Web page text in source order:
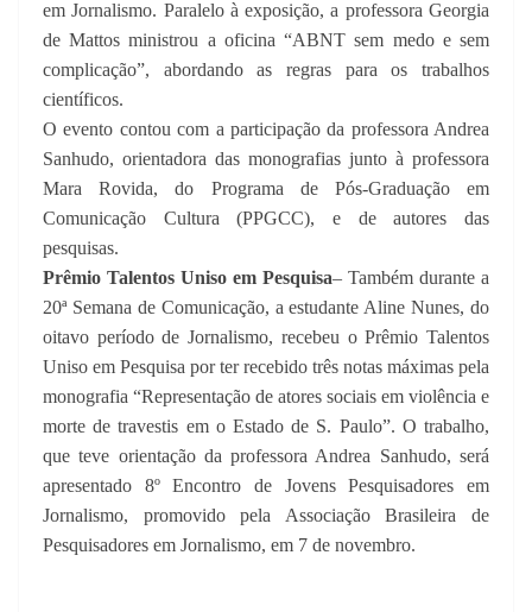
em Jornalismo. Paralelo à exposição, a professora Georgia
de Mattos ministrou a oficina “ABNT sem medo e sem
complicação”, abordando as regras para os trabalhos
científicos.
O evento contou com a participação da professora Andrea
Sanhudo, orientadora das monografias junto à professora
Mara Rovida, do Programa de Pós-Graduação em
Comunicação Cultura (PPGCC), e de autores das
pesquisas.
Prêmio Talentos Uniso em Pesquisa– Também durante a
20ª Semana de Comunicação, a estudante Aline Nunes, do
oitavo período de Jornalismo, recebeu o Prêmio Talentos
Uniso em Pesquisa por ter recebido três notas máximas pela
monografia “Representação de atores sociais em violência e
morte de travestis em o Estado de S. Paulo”. O trabalho,
que teve orientação da professora Andrea Sanhudo, será
apresentado 8ºEncontro de Jovens Pesquisadores em
Jornalismo, promovido pela Associação Brasileira de
Pesquisadores em Jornalismo, em 7 de novembro.